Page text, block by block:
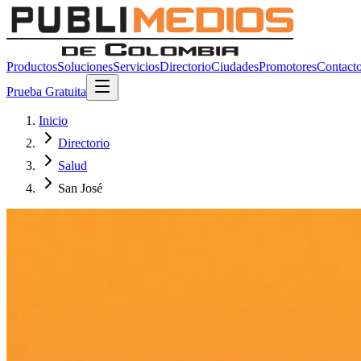
ProductosSolucionesServiciosDirectorioCiudadesPromotores
Prueba Gratuita
Inicio
Directorio
Salud
San José